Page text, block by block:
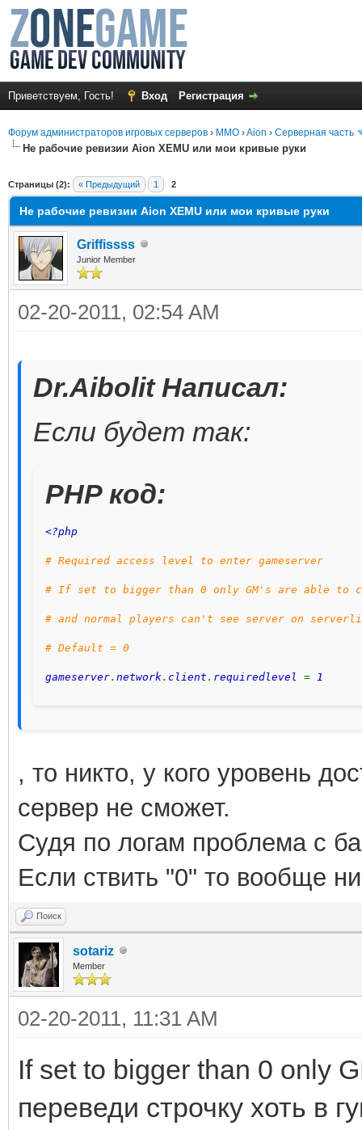
Приветствуем, Гость! Вход Регистрация
Форум администраторов игровых серверов › MMO ›Aion › Серверная часть
Не рабочие ревизии Aion XEMU или мои кривые руки
Страницы (2): « Предыдущий 1 2
Не рабочие ревизии Aion XEMU или мои кривые руки
Griffissss
Junior Member
02-20-2011, 02:54 AM
Dr.Aibolit Написал:
Если будет так:
PHP код:
<?php
# Required access level to enter gameserver
# If set to bigger than 0 only GM's are able to
# and normal players can't see server on
# Default = 0
gameserver. network. client . requiredlevel = 1
, то никто, у кого уровень
сервер не сможет.
Судя по логам проблема с
Если ствить "0" то вообще ни
Поиск
sotariz
Member
02-20-2011, 11:31 AM
If set to bigger than 0 only
переведи строчку хоть в